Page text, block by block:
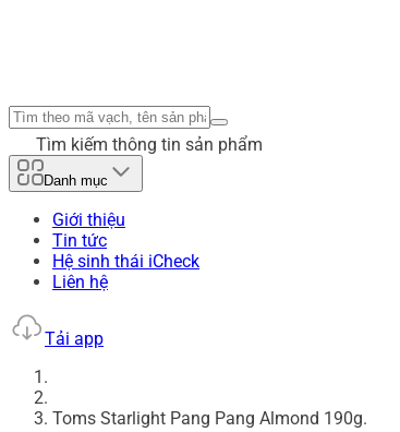
Tìm kiếm thông tin sản phẩm
Danh mục
Giới thiệu
Tin tức
Hệ sinh thái iCheck
Liên hệ
Tải app
Toms Starlight Pang Pang Almond 190g.